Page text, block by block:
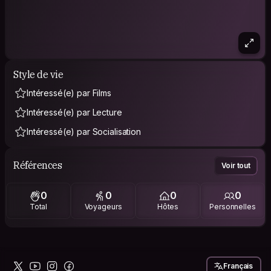
Style de vie
Intéressé(e) par Films
Intéressé(e) par Lecture
Intéressé(e) par Socialisation
Références Voir tout
0
Total
0
Voyageurs
0
Hôtes
0
Personnelles
Français